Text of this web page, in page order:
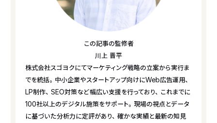
この記事の監修者
川上 晋平
株式会社スゴヨクにてマーケティング戦略の立案から実行ま
でを統括。中小企業やスタートアップ向けにWeb広告運用、
LP制作、SEO対策など幅広い支援を行っており、これまでに
100社以上のデジタル施策をサポート。現場の視点とデータ
に基づいた分析力に定評があり、確かな実績と最新の知見